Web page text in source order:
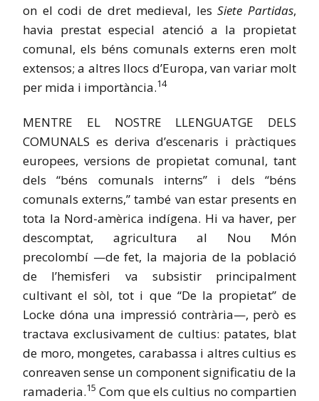
on el codi de dret medieval, lesSiete Partidas,
havia prestat especial atenció a la propietat
comunal, els béns comunals externs eren molt
extensos; a altres llocs d’Europa, van variar molt
per mida i importància.14
MENTRE EL NOSTRE LLENGUATGE DELS
COMUNALS es deriva d’escenaris i pràctiques
europees, versions de propietat comunal, tant
dels “béns comunals interns” i dels “béns
comunals externs,” també van estar presents en
tota la Nord-amèrica indígena. Hi va haver, per
descomptat, agricultura al Nou Món
precolombí —de fet, la majoria de la població
de l’hemisferi va subsistir principalment
cultivant el sòl, tot i que “De la propietat” de
Locke dóna una impressió contrària—, però es
tractava exclusivament de cultius: patates, blat
de moro, mongetes, carabassa i altres cultius es
conreaven sense un component significatiu de la
ramaderia.15 Com que els cultius no compartien